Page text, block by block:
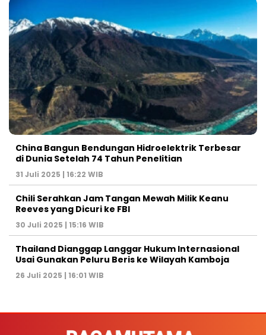
China Bangun Bendungan Hidroelektrik Terbesar
di Dunia Setelah 74 Tahun Penelitian
31 Juli 2025 | 16:22 WIB
Chili Serahkan Jam Tangan Mewah Milik Keanu
Reeves yang Dicuri ke FBI
30 Juli 2025 | 15:16 WIB
Thailand Dianggap Langgar Hukum Internasional
Usai Gunakan Peluru Beris ke Wilayah Kamboja
26 Juli 2025 | 16:01 WIB